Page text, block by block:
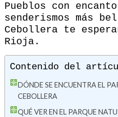
Pueblos con
senderismos más
Cebollera te
Rioja.
Contenido del
DÓNDE SE ENCUENTRA EL
CEBOLLERA
QUÉ VER EN EL PARQUE